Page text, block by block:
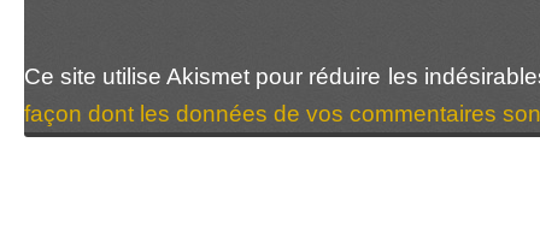
Ce site utilise Akismet pour réduire les
façon dont les données de vos commentaires